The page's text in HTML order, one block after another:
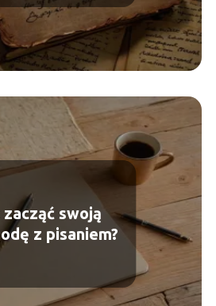
zacząć swoją
z pisaniem?